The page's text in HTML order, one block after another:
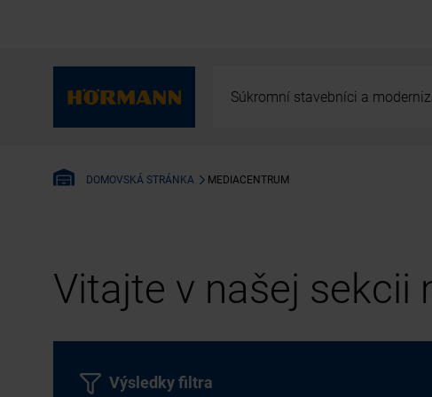
Súkromní stavebníci a
DOMOVSKÁ STRÁNKA MEDIACENTRUM
Vitajte v našej sekcii
Výsledky filtra